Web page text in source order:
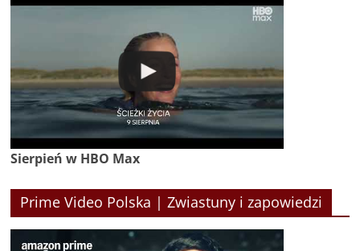
Sierpień w HBO Max
Prime Video Polska | Zwiastuny i zapowiedzi